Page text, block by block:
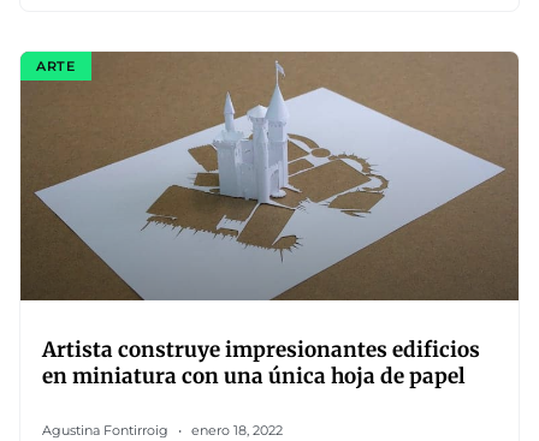
ARTE
Artista construye impresionantes edificios
en miniatura con una única hoja de papel
Agustina Fontirroig enero 18, 2022